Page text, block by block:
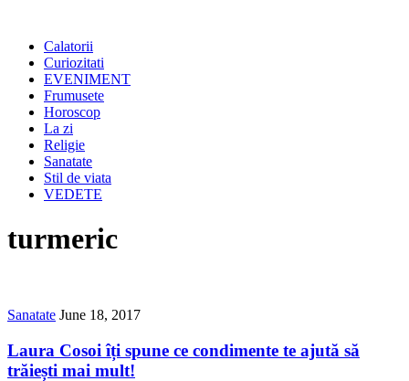
Calatorii
Curiozitati
EVENIMENT
Frumusete
Horoscop
La zi
Religie
Sanatate
Stil de viata
VEDETE
turmeric
Sanatate June 18, 2017
Laura Cosoi îți spune ce condimente te ajută să
trăiești mai mult!